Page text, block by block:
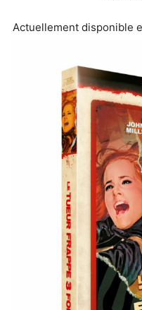
Actuellement disponible